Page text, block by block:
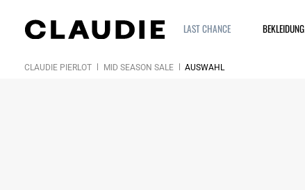
LAST CHANCE BEKLEIDUNG
CLAUDIE PIERLOT MID SEASON SALE AUSWAHL